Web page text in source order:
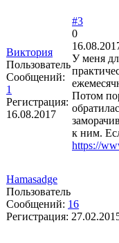
Виктория
Пользователь
Сообщений:
1
Регистрация:
16.08.2017
#3
0
У меня
Потом
к ним.
https://
Hamasadge
Пользователь
Сообщений: 16
Регистрация: